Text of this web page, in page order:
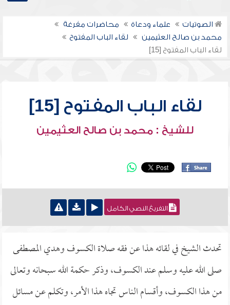
الصوتيات علماء ودعاة
محاضرات مفرغة
محمد بن صالح العثيمين
لقاء الباب المفتوح
لقاء الباب المفتوح [15]
لقاء الباب المفتوح [15]
للشيخ : محمد بن صالح العثيمين
التفريغ النصي الكامل
تحدث الشيخ في لقائه هذا عن فقه صلاة الكسوف وهدي المصطفى
صلى الله عليه وسلم عند الكسوف، وذكر حكمة الله سبحانه وتعالى
من هذا الكسوف، وأقسام الناس تجاه هذا الأمر، وتكلم عن مسائل